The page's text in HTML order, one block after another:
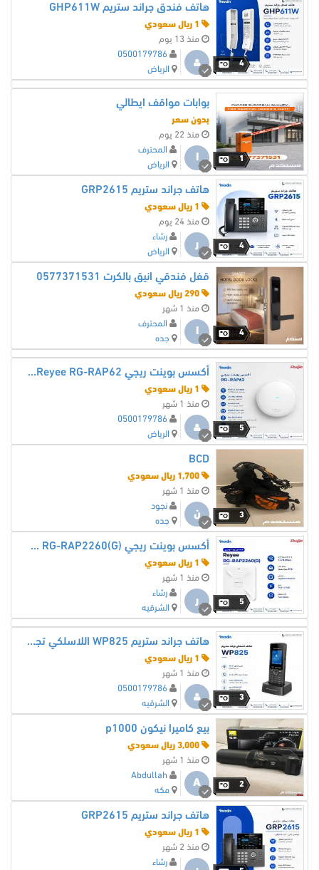
4
هاتف فندق جراند ستريم GHP611W
منذ 13 يوم
0500179786
الرياض
1
بوابات مواقف ايطالي
بدون سعر
منذ 22 يوم
المحترف
الرياض
4
هاتف جراند ستريم GRP2615
منذ 24 يوم
ر
رشاء
الرياض
4
قفل فندقي انيق بالكرت 0577371531
منذ 1 شهر
المحترف
جده
5
أكسس بوينت ريجي Reyee RG-RAP62 هل تبحث عن أكسس بوينت يوفر سرعة عالية واتصالًا مستقرًا؟
منذ 1 شهر
0500179786
الرياض
3
BCD
منذ 1 شهر
ن
نجود
جده
5
أكسس بوينت ريجي Reyee RG-RAP2260(G) — الحل الأمثل لشبكتك اللاسلكية
منذ 1 شهر
ر
رشاء
الشرقيه
3
هاتف جراند ستريم WP825 اللاسلكي تجربة اتصال بلا انقطاع
منذ 1 شهر
0500179786
الشرقيه
2
بيع كاميرا نيكون p1000
منذ 1 شهر
A
Abdullah
مكه
هاتف جراند ستريم GRP2615
منذ 2 شهر
رشاء